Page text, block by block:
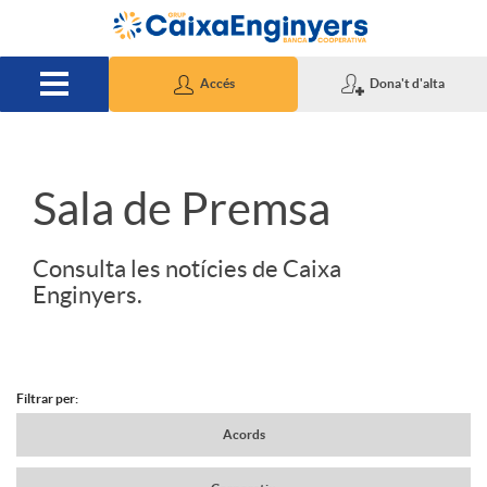
Salta al contingut principal
Accés Dona't d'alta
S
d
Sala de Premsa
Consulta les notícies de Caixa
Enginyers.
N
Filtrar per:
Acords